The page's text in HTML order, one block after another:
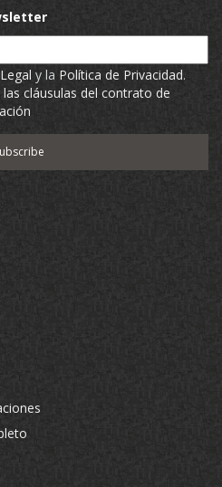
y la Política de Privacidad.
las cláusulas del contrato de